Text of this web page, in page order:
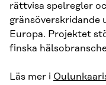
rättvisa spelregler
gränsöverskridande
Europa. Projektet
finska
Läs mer i